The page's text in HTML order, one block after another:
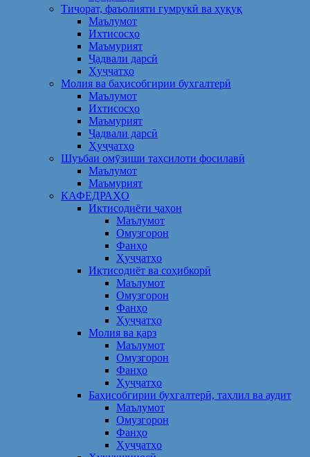
Тиҷорат, фаъолияти гумрукӣ ва ҳуқуқ
Маълумот
Ихтисосҳо
Маъмурият
Ҷадвали дарсӣ
Ҳуҷҷатҳо
Молия ва баҳисобгирии бухгалтерӣ
Маълумот
Ихтисосҳо
Маъмурият
Ҷадвали дарсӣ
Ҳуҷҷатҳо
Шуъбаи омӯзиши таҳсилоти фосилавӣ
Маълумот
Маъмурият
КАФЕДРАҲО
Иқтисодиёти ҷаҳон
Маълумот
Омузгорон
Фанҳо
Ҳуҷҷатҳо
Иқтисодиёт ва соҳибкорӣ
Маълумот
Омузгорон
Фанҳо
Ҳуҷҷатҳо
Молия ва қарз
Маълумот
Омузгорон
Фанҳо
Ҳуҷҷатҳо
Баҳисобгирии бухгалтерӣ, таҳлил ва аудит
Маълумот
Омузгорон
Фанҳо
Ҳуҷҷатҳо